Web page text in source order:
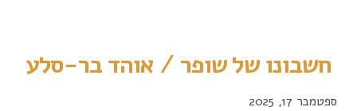
חשבונו של שופר / אוהד בר-סלע
ספטמבר 17, 2025